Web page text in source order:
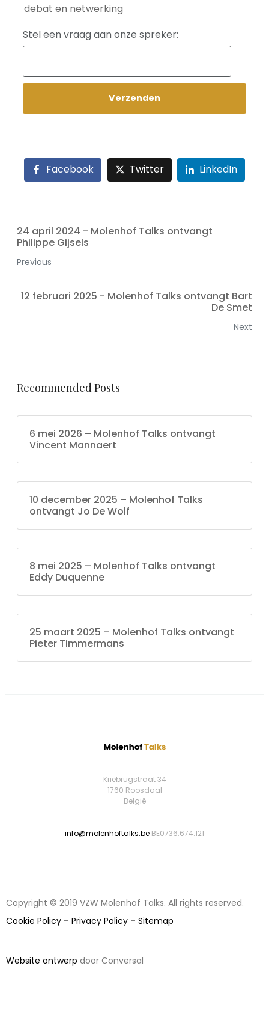
debat en netwerking
Stel een vraag aan onze spreker:
Verzenden
Facebook Twitter LinkedIn
24 april 2024 - Molenhof Talks ontvangt
Philippe Gijsels
Previous
12 februari 2025 - Molenhof Talks ontvangt Bart
De Smet
Next
Recommended Posts
6 mei 2026 – Molenhof Talks ontvangt
Vincent Mannaert
10 december 2025 – Molenhof Talks
ontvangt Jo De Wolf
8 mei 2025 – Molenhof Talks ontvangt
Eddy Duquenne
25 maart 2025 – Molenhof Talks ontvangt
Pieter Timmermans
Kriebrugstraat 34
1760 Roosdaal
België
info@molenhoftalks.be BE0736.674.121
Copyright © 2019 VZW Molenhof Talks. All rights reserved.
Cookie Policy – Privacy Policy – Sitemap
Website ontwerp door Conversal